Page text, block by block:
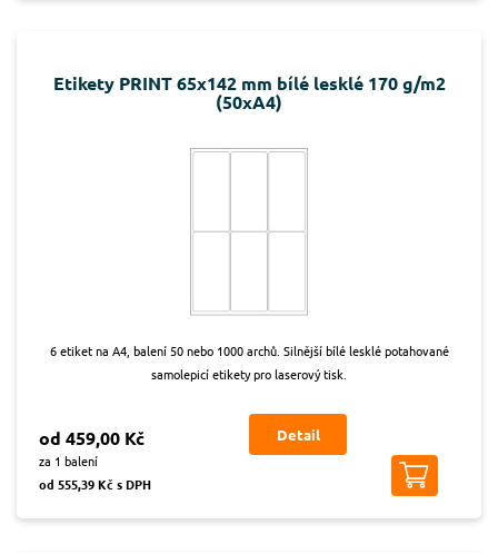
Etikety PRINT 65x142 mm bílé lesklé 170 g/m2
(50xA4)
6 etiket na A4, balení 50 nebo 1000 archů. Silnější bílé lesklé potahované
samolepicí etikety pro laserový tisk.
od 459,00 Kč
za 1 balení
od 555,39 Kč s DPH
Detail